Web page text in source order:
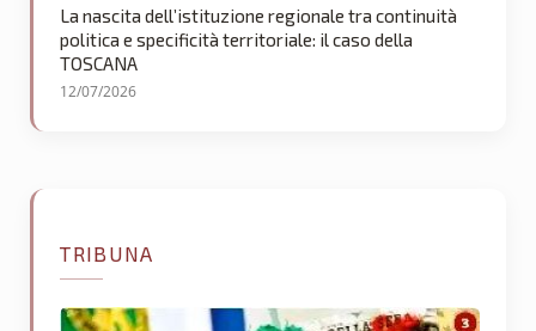
La nascita dell’istituzione regionale tra continuità
politica e specificità territoriale: il caso della
TOSCANA
12/07/2026
TRIBUNA